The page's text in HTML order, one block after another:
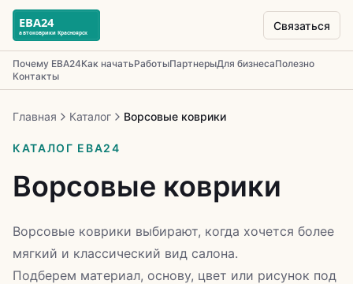
Связаться
Почему ЕВА24Как начатьРаботыПартнерыДля бизнесаПолезно
Контакты
Главная Каталог Ворсовые коврики
КАТАЛОГ ЕВА24
Ворсовые коврики
Ворсовые коврики выбирают, когда хочется более
мягкий и классический вид салона.
Подберем материал, основу, цвет или рисунок под